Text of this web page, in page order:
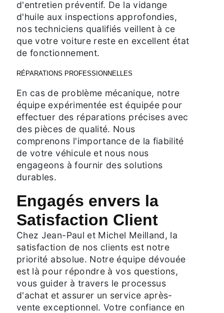
d'entretien préventif. De la vidange
d'huile aux inspections approfondies,
nos techniciens qualifiés veillent à ce
que votre voiture reste en excellent état
de fonctionnement.
RÉPARATIONS PROFESSIONNELLES
En cas de problème mécanique, notre
équipe expérimentée est équipée pour
effectuer des réparations précises avec
des pièces de qualité. Nous
comprenons l'importance de la fiabilité
de votre véhicule et nous nous
engageons à fournir des solutions
durables.
Engagés envers la
Satisfaction Client
Chez Jean-Paul et Michel Meilland, la
satisfaction de nos clients est notre
priorité absolue. Notre équipe dévouée
est là pour répondre à vos questions,
vous guider à travers le processus
d'achat et assurer un service après-
vente exceptionnel. Votre confiance en